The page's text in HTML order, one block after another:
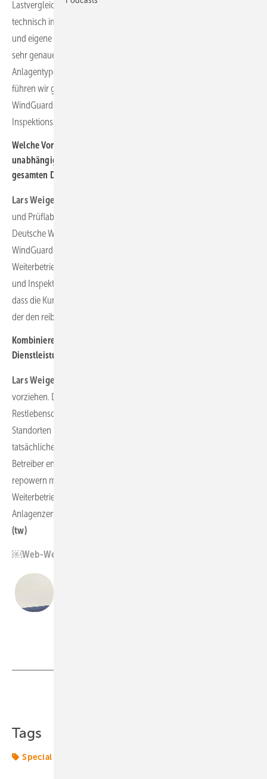
Lastvergleich und Turbulenzbetrachtung durchführen, die wir
technisch immer weiter verfeinert haben. Gestützt auf Erfahrung
und eigene Daten, auch aus anderen Dienstleistungen, haben wir
sehr genaue generische Simulationsmodelle aller gängigen
Anlagentypen entwickelt. Den praktischen Teil der Anlagenprüfung
führen wir gerne mit unserem Schwesterunternehmen Deutsche
WindGuard Inspection GmbH durch, das als akkreditierte
Inspektionsstelle Typ A ebenfalls langjährige Erfahrung hat.
Welche Vorteile haben Ihre Kunden davon, dass Sie als
unabhängiges Unternehmen den Zugriff auf die Expertise der
gesamten Deutsche WindGuard Gruppe haben?
Lars Weigel:
und Prüflabor garantiert Unparteilichkeit. Gleiches gilt auch für die
Deutsche WindGuard Consulting GmbH und die Deutsche
WindGuard Inspection GmbH. So können wir im Bereich
Weiterbetrieb zum Beispiel auch unabhängige Turbulenzgutachten
und Inspektionen aus einer Hand anbieten. Wir koordinieren das so,
dass die Kunden nur einen kompetenten Ansprechpartner haben,
der den reibungslosen Projektablauf gewährleistet.
Kombinieren Sie Weiterbetriebsprüfungen auch mit
Dienstleistungen für Repowering?
Lars Weigel:
vorziehen. Dann kalkulieren wir auf Basis der Betriebsdaten die
Restlebensdauer jeder einzelnen Anlage. An anspruchsvollen
Standorten können wir frühzeitig durch Messung in den Anlagen die
tatsächlichen Lasten ermitteln. Aufgrund dieser Ergebnisse kann der
Betreiber entscheiden, welche Anlagen er weiterbetreiben oder
repowern möchte. Bei einem Mix aus Teilrepowering und
Weiterbetrieb können wir das Weiterbetriebsgutachten sowie das
Anlagenzertifikat für den dann neu formierten Windpark erstellen.
(tw)
￼Web-Wegweiser: windguard-certification.de
Tags
Special